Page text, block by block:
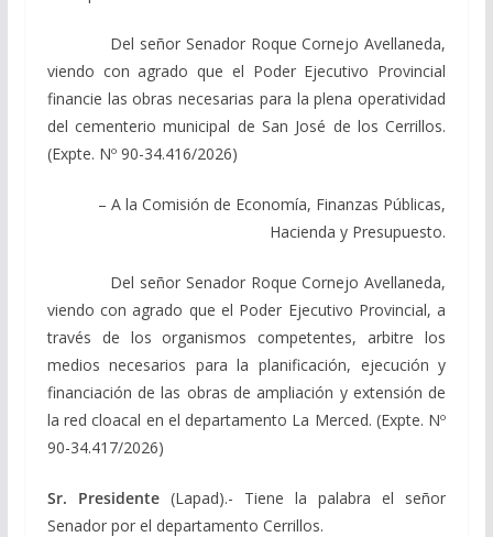
Del señor Senador Roque Cornejo Avellaneda,
viendo con agrado que el Poder Ejecutivo Provincial
financie las obras necesarias para la plena operatividad
del cementerio municipal de San José de los Cerrillos.
(Expte. Nº 90-34.416/2026)
– A la Comisión de Economía, Finanzas Públicas,
Hacienda y Presupuesto.
Del señor Senador Roque Cornejo Avellaneda,
viendo con agrado que el Poder Ejecutivo Provincial, a
través de los organismos competentes, arbitre los
medios necesarios para la planificación, ejecución y
financiación de las obras de ampliación y extensión de
la red cloacal en el departamento La Merced. (Expte. Nº
90-34.417/2026)
Sr. Presidente(Lapad).- Tiene la palabra el señor
Senador por el departamento Cerrillos.